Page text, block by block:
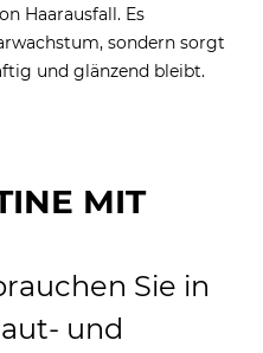
Haarausfall. Es
sondern sorgt
und glänzend bleibt.
MIT
Sie in
und